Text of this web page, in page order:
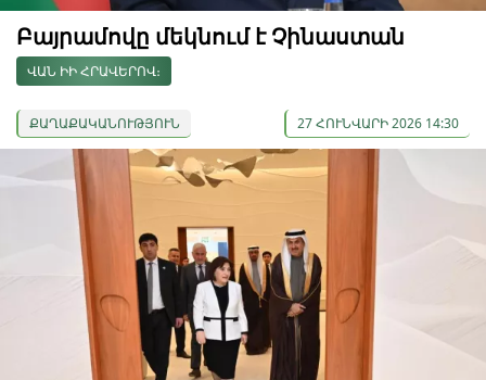
Բայրամովը մեկնում է Չինաստան
ՎԱՆ ԻԻ ՀՐԱՎԵՐՈՎ։
ՔԱՂԱՔԱԿԱՆՈՒԹՅՈՒՆ 27 ՀՈՒՆՎԱՐԻ 2026 14:30